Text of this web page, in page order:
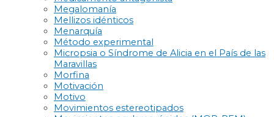
Megalomanía
Mellizos idénticos
Menarquía
Método experimental
Micropsia o Síndrome de Alicia en el País de las
Maravillas
Morfina
Motivación
Motivo
Movimientos estereotipados